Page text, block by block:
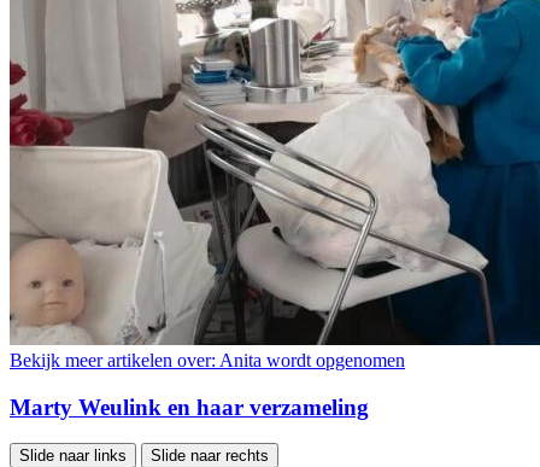
Bekijk meer artikelen over: Anita wordt opgenomen
Marty Weulink en haar verzameling
Slide naar links Slide naar rechts